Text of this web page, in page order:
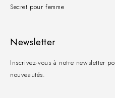
Secret pour femme
Newsletter
Inscrivez-vous à notre newsletter
nouveautés.